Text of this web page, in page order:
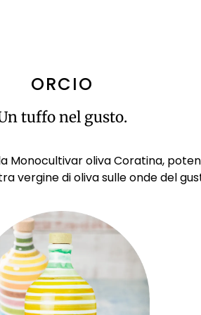
ORCIO
tuffo nel gusto.
Monocultivar oliva Coratina,
vergine di oliva sulle onde del